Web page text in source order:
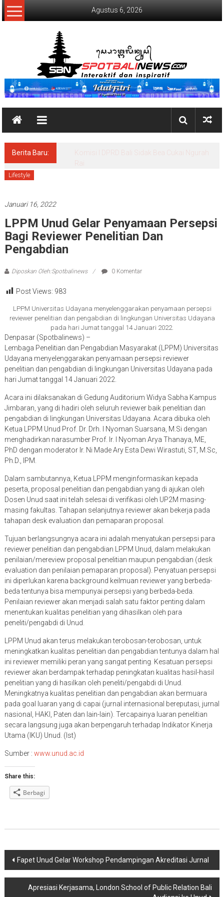
Lompat
ke
Agustus 6, 2026
SpotBaliNews
Berita Baru:
Komisi I DPRD Bali Sidak Bea Cukai Ngurah
Rai
Lifestyle
Januari 16, 2022
LPPM Unud Gelar Penyamaan Persepsi
Bagi Reviewer Penelitian Dan
Pengabdian
Diposkan Oleh:Spotbalinews 0 Komentar
Post Views: 983
LPPM Universitas Udayana menyelenggarakan penyamaan persepsi
reviewer penelitian dan pengabdian di lingkungan Universitas Udayana
pada hari Jumat tanggal 14 Januari 2022.
Denpasar (Spotbalinews) –
Lembaga Penelitian dan Pengabdian Masyarakat (LPPM) Universitas
Udayana menyelenggarakan penyamaan persepsi reviewer
penelitian dan pengabdian di lingkungan Universitas Udayana pada
hari Jumat tanggal 14 Januari 2022.
Acara ini dilaksanakan di Gedung Auditorium Widya Sabha Kampus
Jimbaran, yang di hadiri oleh seluruh reviewer baik penelitian dan
pengabdian di lingkungan Universitas Udayana. Acara dibuka oleh
Ketua LPPM Unud Prof. Dr. Drh. I Nyoman Suarsana, M.Si dengan
menghadirkan narasumber Prof. Ir. I Nyoman Arya Thanaya, ME,
PhD dengan moderator Ir. Ni Made Ary Esta Dewi Wirastuti, ST, M.Sc,
Ph.D., IPM.
Dalam sambutannya, Ketua LPPM menginformasikan kepada
peserta, proposal penelitian dan pengabdian yang di ajukan oleh
Dosen Unud saat ini telah selesai di verifikasi oleh UP2M masing-
masing fakultas. Tahapan selanjutnya reviewer akan bekerja pada
tahapan desk evaluation dan pemaparan proposal.
Tujuan berlangsungnya acara ini adalah menyatukan persepsi para
reviewer penelitian dan pengabdian LPPM Unud, dalam melakukan
penilaian/mereview proposal penelitian maupun pengabdian (desk
evaluation dan penilaian pemaparan proposal). Penyatuan persepsi
ini diperlukan karena background keilmuan reviewer yang berbeda-
beda tentunya bisa mempunyai persepsi yang berbeda-beda.
Penilaian reviewer akan menjadi salah satu faktor penting dalam
menentukan kualitas penelitian yang dihasilkan oleh para
peneliti/pengabdi di Unud.
LPPM Unud akan terus melakukan terobosan-terobosan, untuk
meningkatkan kualitas penelitian dan pengabdian tentunya dalam hal
ini reviewer memiliki peran yang sangat penting. Kesatuan persepsi
reviewer akan berdampak terhadap peningkatan kualitas hasil-hasil
penelitian yang di hasilkan oleh peneliti/pengabdi di Unud.
Meningkatnya kualitas penelitian dan pengabdian akan bermuara
pada goal luaran yang di capai (jurnal internasional bereputasi, jurnal
nasional, HAKI, Paten dan lain-lain). Tercapainya luaran penelitian
secara langsung juga akan berpengaruh terhadap Indikator Kinerja
Utama (IKU) Unud. (Ist)
Sumber : www.unud.ac.id
Share this:
Berbagi
Navigasi
pos
Fapet Unud Gelar Workshop Pendampingan Akreditasi Jurnal
Apresiasi Kerjasama, London School of Public Relation Bali